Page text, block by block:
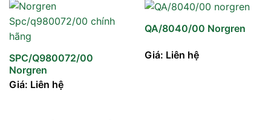
SPC/Q980072/00
Norgren
Giá: Liên hệ
QA/8040/00 Norgren
Giá: Liên hệ